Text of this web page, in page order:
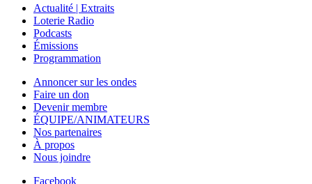
Actualité | Extraits
Loterie Radio
Podcasts
Émissions
Programmation
Annoncer sur les ondes
Faire un don
Devenir membre
ÉQUIPE/ANIMATEURS
Nos partenaires
À propos
Nous joindre
Facebook